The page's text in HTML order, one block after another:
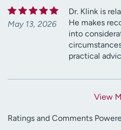
May 13, 2026
Dr. Klink is
He makes
into
practical
View
Ratings and Comments